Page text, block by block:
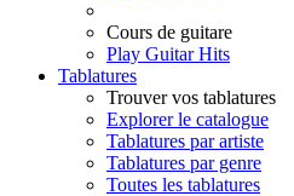
Cours de guitare
Play Guitar Hits
Tablatures
Trouver vos tablatures
Explorer le catalogue
Tablatures par artiste
Tablatures par genre
Toutes les tablatures